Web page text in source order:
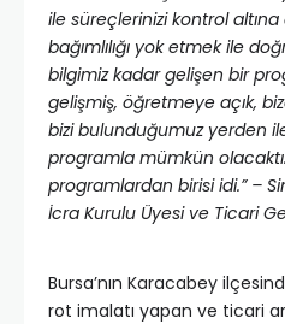
ile süreçlerinizi kontrol
bağımlılığı yok etmek ile
bilgimiz kadar gelişen bir
gelişmiş, öğretmeye açık,
bizi bulunduğumuz yerden
programla mümkün
programlardan birisi idi.” –
İcra Kurulu Üyesi ve Ticari
Bursa’nın Karacabey
rot imalatı yapan ve ticari